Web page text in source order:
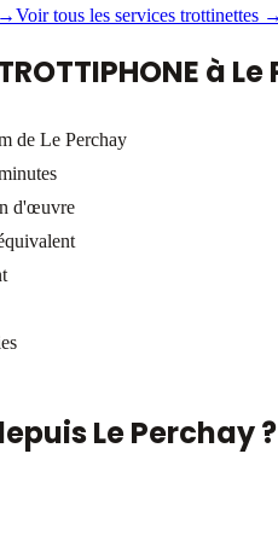
Voir tous les services trottinettes →
à Le
de Le Perchay
d'œuvre
Le Perchay?